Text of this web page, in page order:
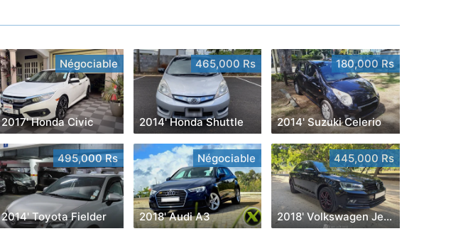
Négociable
2017' Honda Civic
465,000 Rs
2014' Honda Shuttle
180,000 Rs
2014' Suzuki Celerio
495,000 Rs
2014' Toyota Fielder
Négociable
2018' Audi A3
445,000 Rs
2018' Volkswagen Jetta